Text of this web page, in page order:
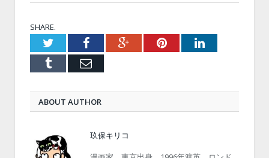
SHARE.
TwitterFacebookGoogle+PinterestLinkedIn
Tumblr Email
ABOUT AUTHOR
玖保キリコ